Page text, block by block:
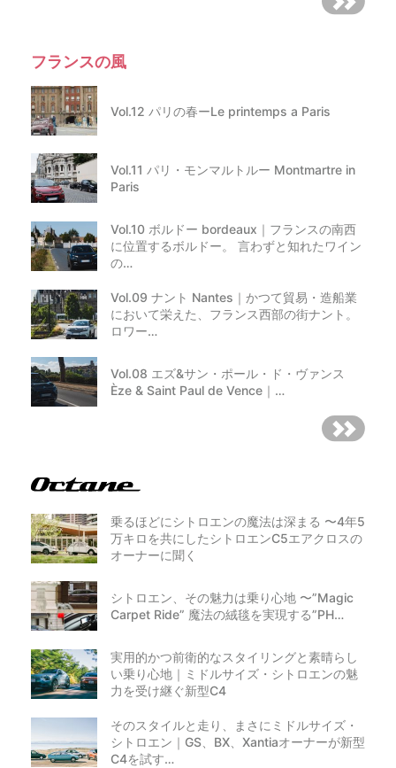
フランスの風
Vol.12 パリの春ーLe printemps a Paris
Vol.11 パリ・モンマルトルー Montmartre in
Paris
Vol.10 ボルドー bordeaux｜フランスの南西
に位置するボルドー。 言わずと知れたワイン
の…
Vol.09 ナント Nantes｜かつて貿易・造船業
において栄えた、フランス西部の街ナント。
ロワー…
Vol.08 エズ&サン・ポール・ド・ヴァンス
Èze & Saint Paul de Vence｜…
乗るほどにシトロエンの魔法は深まる 〜4年5
万キロを共にしたシトロエンC5エアクロスの
オーナーに聞く
シトロエン、その魅力は乗り心地 〜”Magic
Carpet Ride” 魔法の絨毯を実現する”PH…
実用的かつ前衛的なスタイリングと素晴らし
い乗り心地｜ミドルサイズ・シトロエンの魅
力を受け継ぐ新型C4
そのスタイルと走り、まさにミドルサイズ・
シトロエン｜GS、BX、Xantiaオーナーが新型
C4を試す…